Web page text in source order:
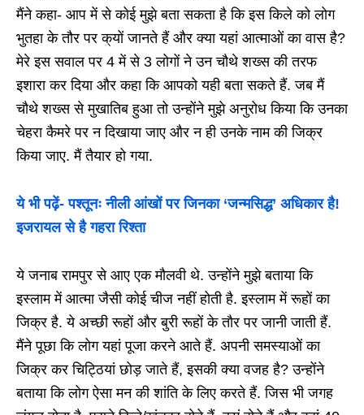
मैंने कहा- आप में से कोई मुझे बता सकता है कि इस किले को लोग
भुतहा के तौर पर क्यों जानते हैं और क्या यहां आत्माओं का वास है?
मेरे इस सवाल पर 4 में से 3 लोगों ने उन चौथे शख्स की तरफ
इशारा कर दिया और कहा कि आपको यही बता सकते हैं. जब मैं
चौथे शख्स से मुखातिब हुआ तो उन्होंने मुझे अनुरोध किया कि उनका
चेहरा कैमरे पर न दिखाया जाए और न ही उनके नाम की जिक्र
किया जाए. मैं तैयार हो गया.
ये भी पढ़ें-पश्तूनः नीली आंखों पर जिनका ‘जन्मसिद्ध’ अधिकार है!
इजरायल से है गहरा रिश्ता
ये जनाब रामपुर से आए एक मौलवी थे. उन्होंने मुझे बताया कि
इस्लाम में आत्मा जैसी कोई चीज नहीं होती है. इस्लाम में रूहों का
जिक्र है. ये अच्छी रूहों और बुरी रूहों के तौर पर जानी जाती हैं.
मैंने पूछा कि लोग यहां पूजा करने आते हैं. अपनी समस्याओं का
जिक्र कर चिट्ठियां छोड़ जाते हैं, इसकी क्या वजह है? उन्होंने
बताया कि लोग ऐसा मन की शांति के लिए करते हैं. जिस भी जगह